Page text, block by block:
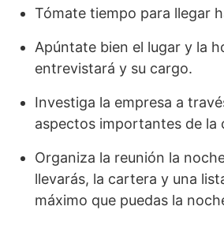
Tómate tiempo para llegar
Apúntate bien el lugar y la
entrevistará y su cargo.
Investiga la empresa a
aspectos importantes de la
Organiza la reunión la
llevarás, la cartera y una
máximo que puedas la